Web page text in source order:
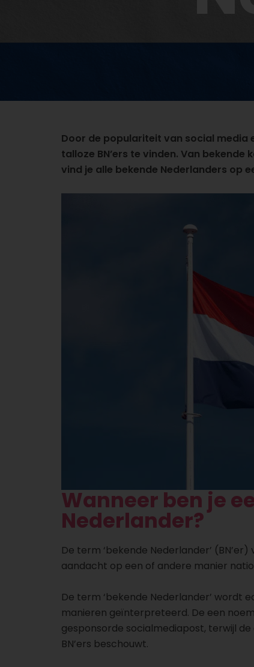
Door de populariteit van social media
talloze BN’ers te vinden. Van
vind je alle bekende Nederlanders op
Wanneer ben je
Nederlander?
De term ‘bekende Nederlander’
aandacht op een of andere manier
De term ‘bekende Nederlander’ wordt
manieren geïnterpreteerd. De een
gesponsorde socialmediapost, terwijl
BN’ers beschouwt.